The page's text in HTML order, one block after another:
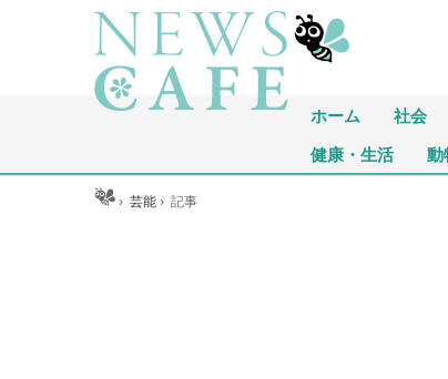
ホーム 社会
健康・生活 動
ホーム ›芸能 ›記事